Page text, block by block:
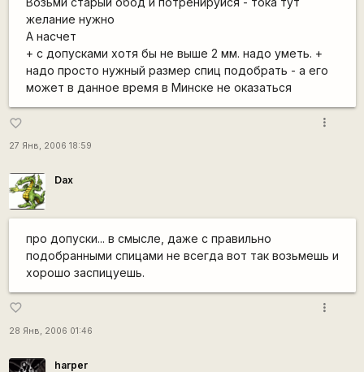
желание нужно
А насчет
+ с допусками хотя бы не выше 2 мм. надо уметь. +
надо просто нужный размер спиц подобрать - а его
может в данное время в Минске не оказаться
favorite_border
27 Янв, 2006 18:59
more_vert
Dax
про допуски... в смысле, даже с правильно
подобранными спицами не всегда вот так возьмешь и
хорошо заспицуешь.
favorite_border
28 Янв, 2006 01:46
more_vert
harper